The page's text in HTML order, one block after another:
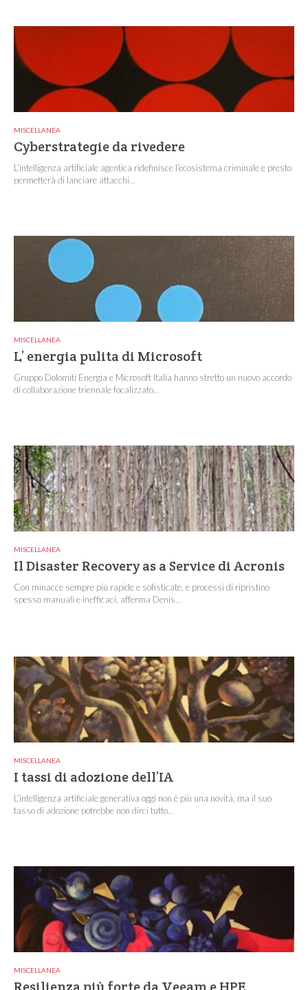
MISCELLANEA
Cyberstrategie da rivedere
L’intelligenza artificiale agentica ridefinisce l’ecosistema criminale e presto
permetterà di lanciare attacchi...
MISCELLANEA
L’ energia pulita di Microsoft
Gruppo Dolomiti Energia e Microsoft Italia hanno stretto un nuovo accordo
di collaborazione triennale focalizzato...
MISCELLANEA
Il Disaster Recovery as a Service di Acronis
Con minacce sempre più rapide e sofisticate, e processi di ripristino
spesso manuali e inefficaci, afferma Denis...
MISCELLANEA
I tassi di adozione dell’IA
L’intelligenza artificiale generativa oggi non è più una novità, ma il suo
tasso di adozione potrebbe non dirci tutto...
MISCELLANEA